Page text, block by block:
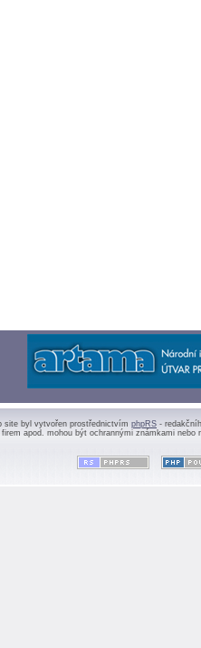
site byl vytvořen prostřednictvím phpRS -
firem apod. mohou být ochrannými známkami